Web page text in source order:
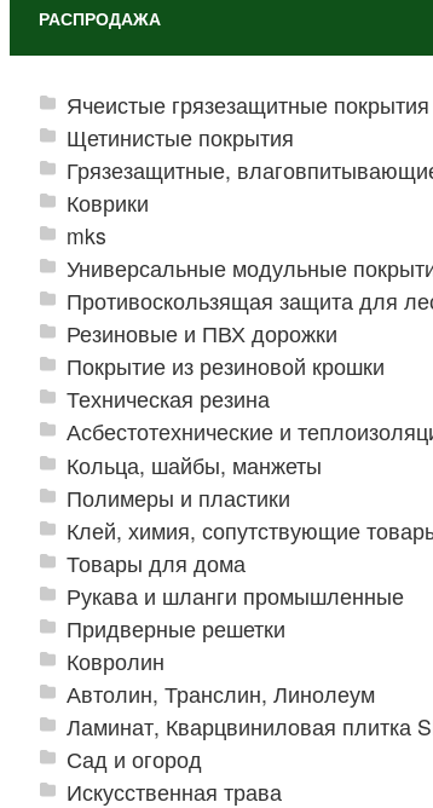
РАСПРОДАЖА
Ячеистые грязезащитные покрытия
Щетинистые покрытия
Грязезащитные,
Коврики
mks
Универсальные модульные
Противоскользящая защита для
Резиновые и ПВХ дорожки
Покрытие из резиновой крошки
Техническая резина
Асбестотехнические и
Кольца, шайбы, манжеты
Полимеры и пластики
Клей, химия, сопутствующие
Товары для дома
Рукава и шланги промышленные
Придверные решетки
Ковролин
Автолин, Транслин, Линолеум
Ламинат, Кварцвиниловая плитка
Сад и огород
Искусственная трава